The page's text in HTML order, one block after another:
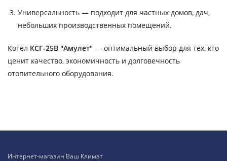
Универсальность — подходит для частных домов, дач,
небольших производственных помещений.
Котел КСГ-25В "Амулет" — оптимальный выбор для тех, кто
ценит качество, экономичность и долговечность
отопительного оборудования.
Интернет-магазин Ваш Климат